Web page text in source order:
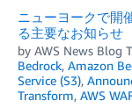
ニューヨークで開
る主要なお知らせ
by AWS News Blog
Bedrock, Amazon
Service (S3),
Transform, AWS WAF